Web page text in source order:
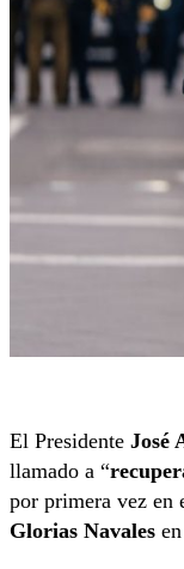
El Presidente José
llamado a “
por primera vez en
Glorias Navales